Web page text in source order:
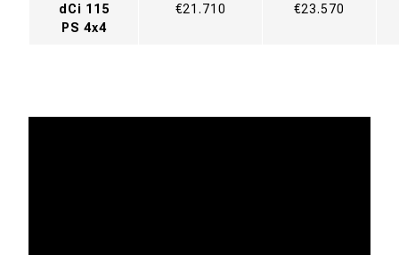
dCi 115
PS 4x4
€21.710 €23.570